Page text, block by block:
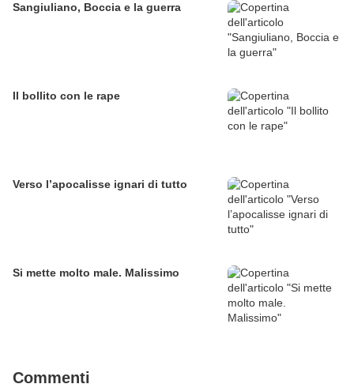
Sangiuliano, Boccia e la guerra
Il bollito con le rape
Verso l’apocalisse ignari di tutto
Si mette molto male. Malissimo
Commenti